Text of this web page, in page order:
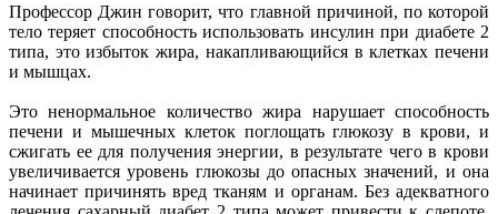
Профессор Джин говорит, что главной причиной, по которой
тело теряет способность использовать инсулин при диабете 2
типа, это избыток жира, накапливающийся в клетках печени
и мышцах.
Это ненормальное количество жира нарушает способность
печени и мышечных клеток поглощать глюкозу в крови, и
сжигать ее для получения энергии, в результате чего в крови
увеличивается уровень глюкозы до опасных значений, и она
начинает причинять вред тканям и органам. Без адекватного